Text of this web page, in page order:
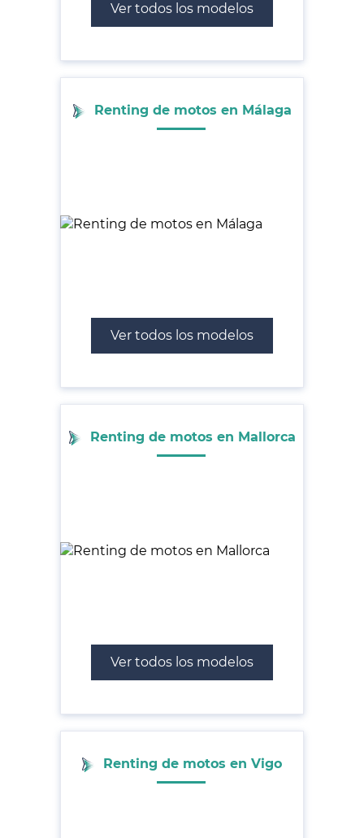
Ver todos los modelos
Renting de motos en Málaga
Ver todos los modelos
Renting de motos en Mallorca
Ver todos los modelos
Renting de motos en Vigo